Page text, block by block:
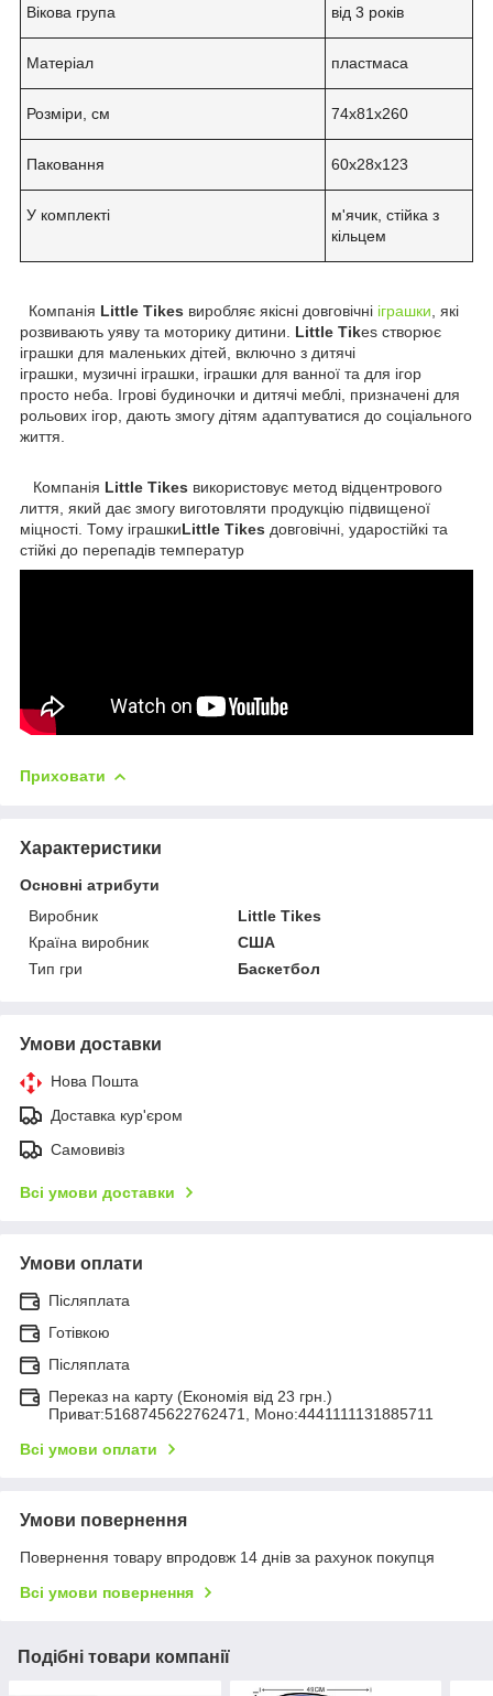
Вікова група від 3 років
Матеріал пластмаса
Розміри, см 74х81х260
Паковання 60х28х123
У комплекті
м'ячик, стійка з
кільцем
Компанія Little Tikes виробляє якісні довговічні іграшки , які
розвивають уяву та моторику дитини. Little Tikes створює
іграшки для маленьких дітей, включно з дитячі
іграшки, музичні іграшки, іграшки для ванної та для ігор
просто неба. Ігрові будиночки и дитячі меблі, призначені для
рольових ігор, дають змогу дітям адаптуватися до соціального
життя.
Компанія Little Tikes використовує метод відцентрового
лиття, який дає змогу виготовляти продукцію підвищеної
міцності. Тому іграшкиLittle Tikes довговічні, ударостійкі та
стійкі до перепадів температур
Приховати
Характеристики
Основні атрибути
Виробник
Little Tikes
Країна виробник
США
Тип гри
Баскетбол
Умови доставки
Нова Пошта
Доставка кур'єром
Самовивіз
Всі умови доставки
Умови оплати
Післяплата
Готівкою
Післяплата
Переказ на карту (Економія від 23 грн.)
Приват:5168745622762471, Моно:4441111131885711
Всі умови оплати
Умови повернення
Повернення товару впродовж 14 днів за рахунок покупця
Всі умови повернення
Подібні товари компанії